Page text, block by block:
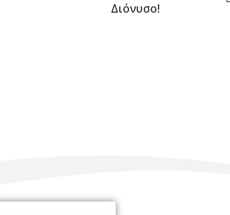
Διόνυσο!